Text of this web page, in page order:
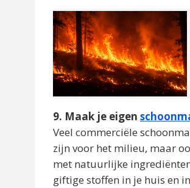
9. Maak je eigen
Veel commerciële
zijn voor het milieu, maar
met natuurlijke
giftige stoffen in je huis en